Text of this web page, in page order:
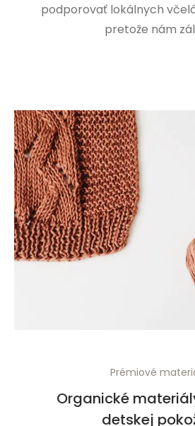
podporovať lokálnych
pretože nám
Prémiové
Organické
detskej